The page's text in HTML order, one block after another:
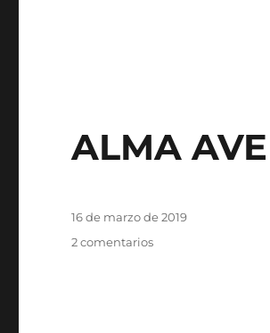
ALMA
Publicado
16 de marzo de 2019
2 comentariosen